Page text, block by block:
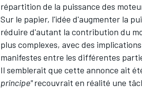
répartition de la puissance des
Sur le papier, l'idée d'augmenter la
réduire d'autant la contribution du
plus complexes, avec des
manifestes entre les différentes
Il semblerait que cette annonce ait
principe"recouvrait en réalité une